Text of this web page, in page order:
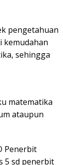
pengetahuan
kemudahan
sehingga
matematika
ataupun
Penerbit
5 sd penerbit